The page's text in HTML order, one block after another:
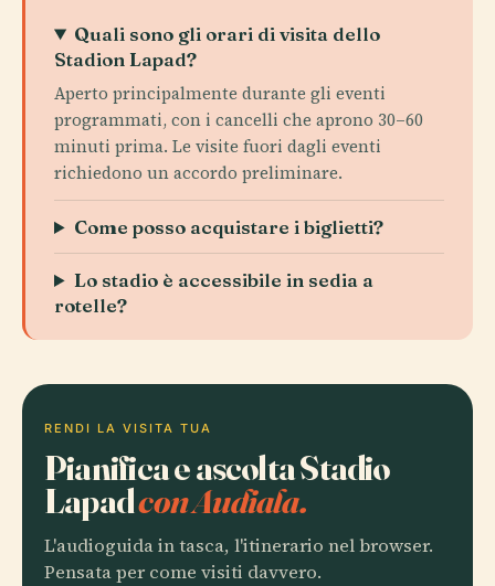
Quali sono gli orari di visita dello
Stadion Lapad?
Aperto principalmente durante gli eventi
programmati, con i cancelli che aprono 30–60
minuti prima. Le visite fuori dagli eventi
richiedono un accordo preliminare.
Come posso acquistare i biglietti?
Lo stadio è accessibile in sedia a
rotelle?
RENDI LA VISITA TUA
Pianifica e ascolta Stadio
Lapadcon Audiala.
L'audioguida in tasca, l'itinerario nel browser.
Pensata per come visiti davvero.